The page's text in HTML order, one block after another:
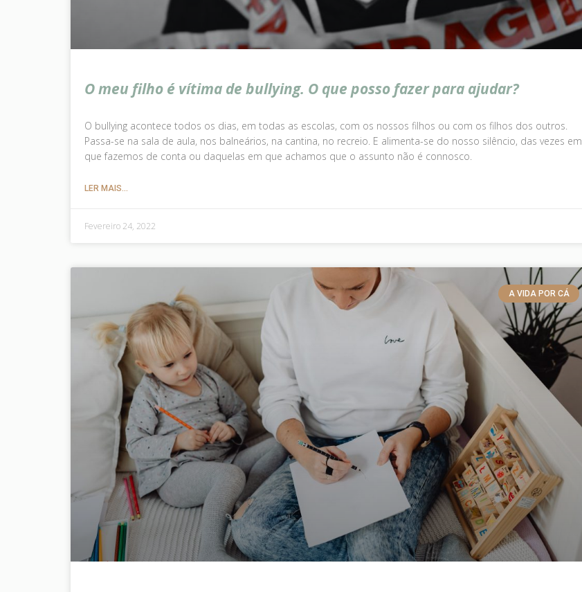
O meu filho é vítima de bullying. O que posso fazer para ajudar?
O bullying acontece todos os dias, em todas as escolas, com os nossos filhos ou com os filhos dos outros.
Passa-se na sala de aula, nos balneários, na cantina, no recreio. E alimenta-se do nosso silêncio, das vezes em
que fazemos de conta ou daquelas em que achamos que o assunto não é connosco.
LER MAIS...
Fevereiro 24, 2022
A VIDA POR CÁ